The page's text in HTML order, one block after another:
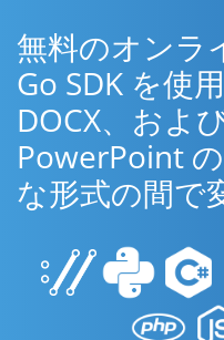
無料のオンラ
Go SDK を使
DOCX、およ
PowerPoint
な形式の間で